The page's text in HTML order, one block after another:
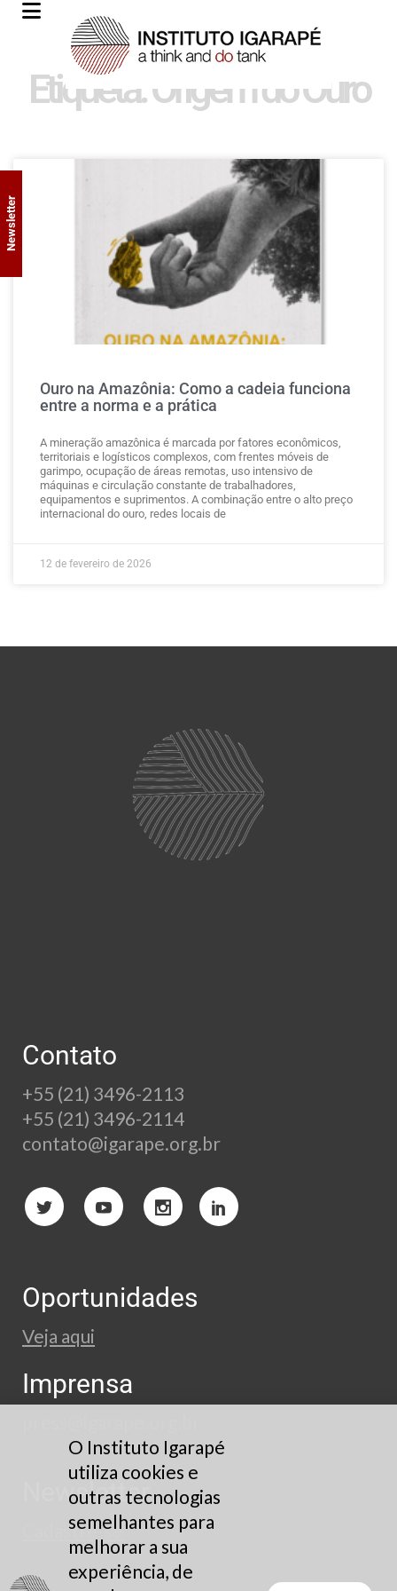
Etiqueta: Origem do Ouro
Ouro na Amazônia: Como a cadeia funciona
entre a norma e a prática
A mineração amazônica é marcada por fatores econômicos,
territoriais e logísticos complexos, com frentes móveis de
garimpo, ocupação de áreas remotas, uso intensivo de
máquinas e circulação constante de trabalhadores,
equipamentos e suprimentos. A combinação entre o alto preço
internacional do ouro, redes locais de
12 de fevereiro de 2026
Contato
+55 (21) 3496-2113
+55 (21) 3496-2114
contato@igarape.org.br
Oportunidades
Veja aqui
Imprensa
Newsletter
Cadastre-se
Newsletter
O Instituto Igarapé
utiliza cookies e
outras tecnologias
semelhantes para
melhorar a sua
experiência, de